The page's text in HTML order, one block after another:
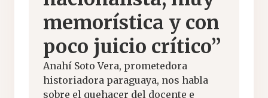
memorística y con
poco juicio crítico”
Anahí Soto Vera, prometedora
historiadora paraguaya, nos habla
sobre el quehacer del docente e